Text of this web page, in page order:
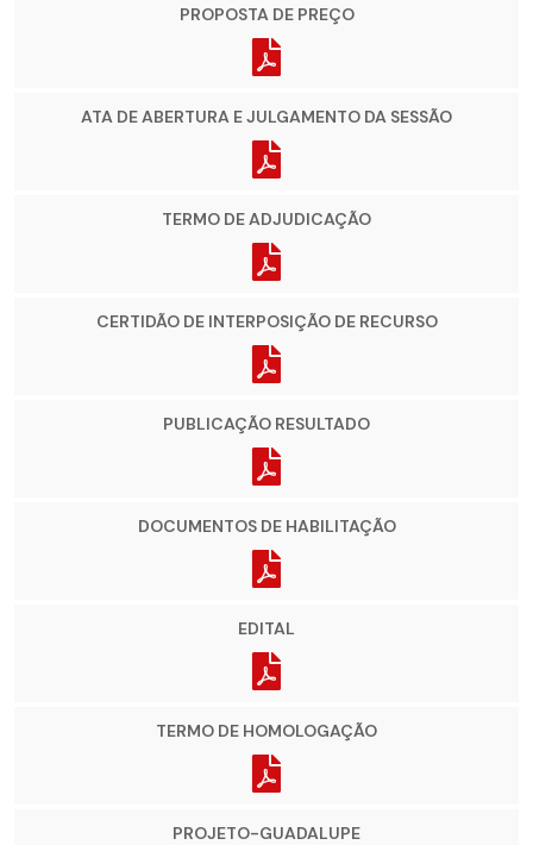
PROPOSTA DE PREÇO
ATA DE ABERTURA E JULGAMENTO DA SESSÃO
TERMO DE ADJUDICAÇÃO
CERTIDÃO DE INTERPOSIÇÃO DE RECURSO
PUBLICAÇÃO RESULTADO
DOCUMENTOS DE HABILITAÇÃO
EDITAL
TERMO DE HOMOLOGAÇÃO
PROJETO-GUADALUPE